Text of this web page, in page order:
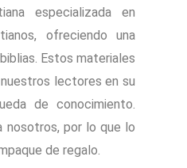
especializada en
ofreciendo una
Estos materiales
nuestros lectores en su
de conocimiento.
nosotros, por lo que lo
de regalo.